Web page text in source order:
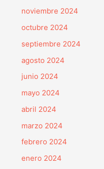
noviembre 2024
octubre 2024
septiembre 2024
agosto 2024
junio 2024
mayo 2024
abril 2024
marzo 2024
febrero 2024
enero 2024